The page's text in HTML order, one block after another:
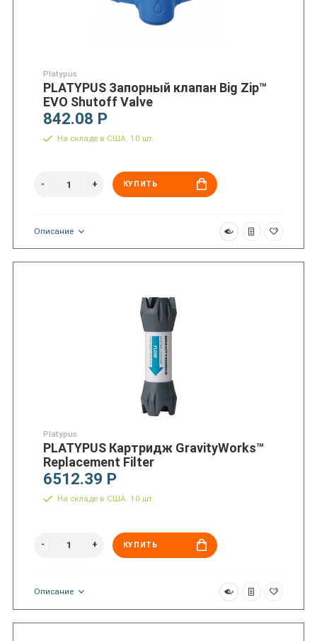
Platypus
PLATYPUS Запорный клапан Big Zip™
EVO Shutoff Valve
842.08 Р
На складе в США: 10 шт.
КУПИТЬ
Описание
Platypus
PLATYPUS Картридж GravityWorks™
Replacement Filter
6512.39 Р
На складе в США: 10 шт.
КУПИТЬ
Описание